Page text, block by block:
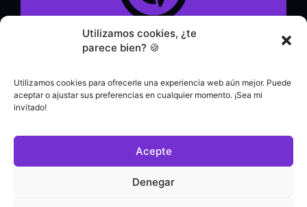
Utilizamos cookies, ¿te
parece bien? 🍪
Utilizamos cookies para ofrecerle una experiencia web aún mejor. Puede
aceptar o ajustar sus preferencias en cualquier momento. ¡Sea mi
invitado!
Acepte
Denegar
Demostración del sistema
Formulario de contacto
Servicio de asistencia
|
Atención al cliente
(21) 3180-0616